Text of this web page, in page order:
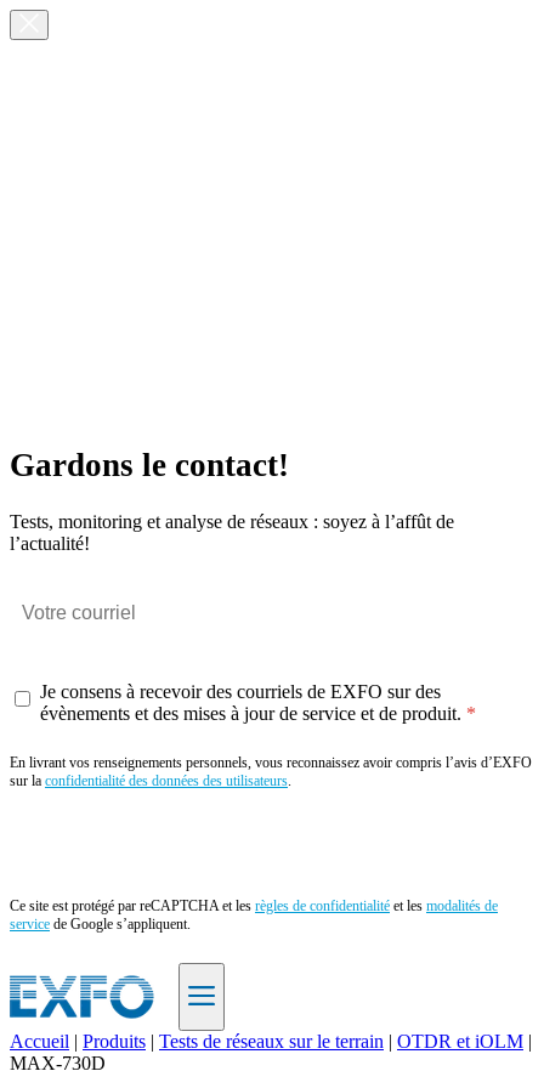
Gardons le contact!
Tests, monitoring et analyse de réseaux : soyez à l’affût de
l’actualité!
Je consens à recevoir des courriels de EXFO sur des
évènements et des mises à jour de service et de produit.
En livrant vos renseignements personnels, vous reconnaissez avoir compris l’avis d’EXFO
sur la confidentialité des données des utilisateurs.
Ce site est protégé par reCAPTCHA et les règles de confidentialité et les modalités de
service de Google s’appliquent.
FR
Accueil | Produits | Tests de réseaux sur le terrain | OTDR et iOLM |
MAX-730D